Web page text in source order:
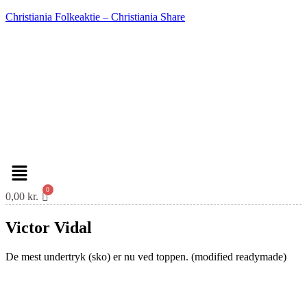
Christiania Folkeaktie – Christiania Share
Menu
0,00 kr.
Victor Vidal
De mest undertryk (sko) er nu ved toppen. (modified readymade)